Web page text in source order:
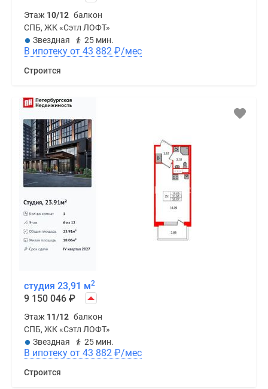
Этаж 10/12 балкон
СПБ, ЖК «Сэтл ЛОФТ»
Звездная
25 мин.
В ипотеку от 43 882 ₽/мес
Строится
студия 23,91 м2
9 150 046 ₽
Этаж 11/12 балкон
СПБ, ЖК «Сэтл ЛОФТ»
Звездная
25 мин.
В ипотеку от 43 882 ₽/мес
Строится